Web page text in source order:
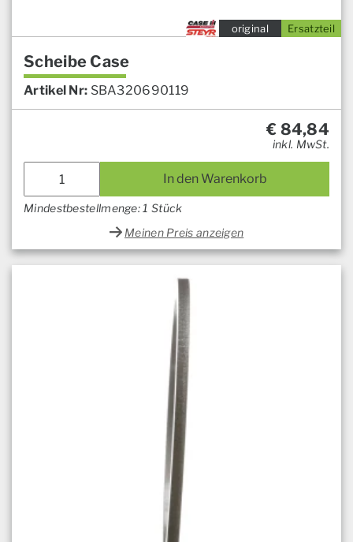
Ersatzteil
original
Scheibe Case
Artikel Nr: SBA320690119
€ 84,84
inkl. MwSt.
In den Warenkorb
Mindestbestellmenge: 1 Stück
Meinen Preis anzeigen